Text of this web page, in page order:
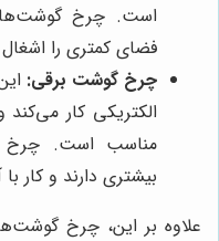
است. چرخ
فضای کمتری را
چرخ گوشت برقی:
الکتریکی کار
مناسب است. چرخ
بیشتری دارند و کار
علاوه بر این، چرخ